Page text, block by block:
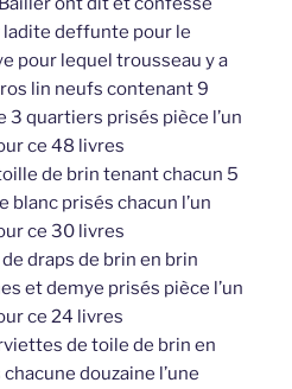
ladite deffunte pour le
pour lequel trousseau y a
lin neufs contenant 9
3 quartiers prisés pièce l’un
ce 48 livres
de brin tenant chacun 5
blanc prisés chacun l’un
ce 30 livres
draps de brin en brin
et demye prisés pièce l’un
ce 24 livres
de toile de brin en
douzaine l’une